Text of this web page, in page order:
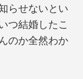
らせないとい
つ結婚したこ
のか全然わか